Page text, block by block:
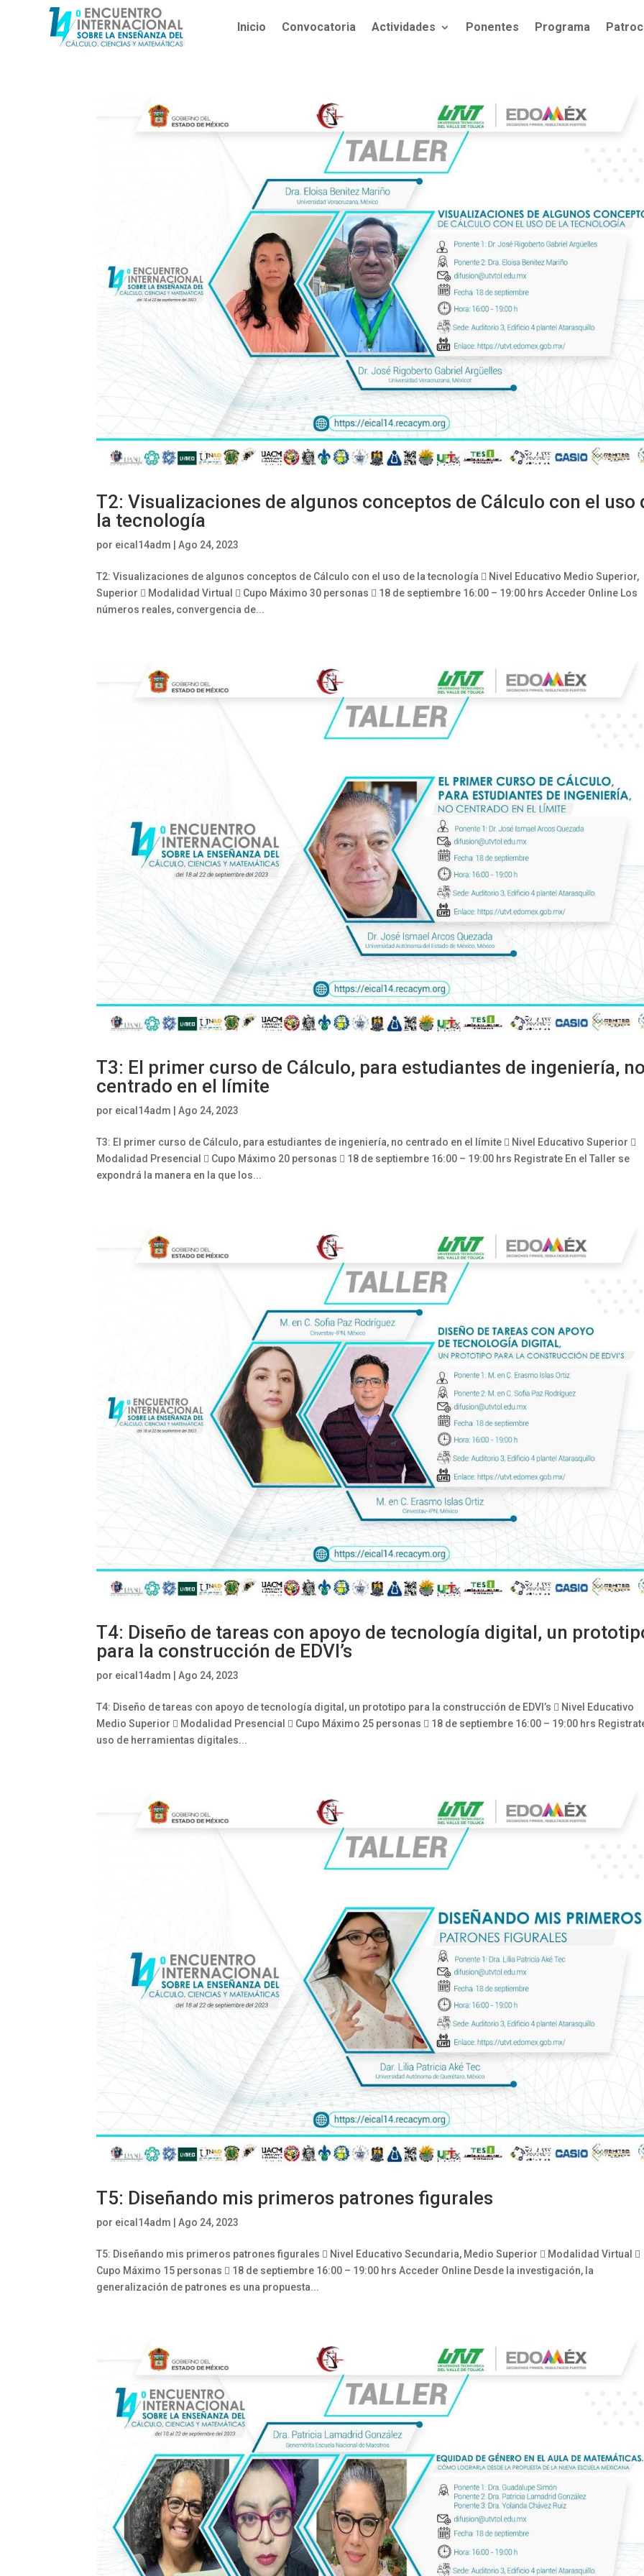
Inicio Convocatoria Actividades Ponentes Programa
T2: Visualizaciones de algunos conceptos de Cálculo con el uso
la tecnología
por eical14adm |Ago 24, 2023
T2: Visualizaciones de algunos conceptos de Cálculo con el uso de la tecnología  Nivel Educativo Medio Superior,
Superior  Modalidad Virtual  Cupo Máximo 30 personas  18 de septiembre 16:00 – 19:00 hrs Acceder Online Los
números reales, convergencia de...
T3: El primer curso de Cálculo, para estudiantes de ingeniería,
centrado en el límite
por eical14adm |Ago 24, 2023
T3: El primer curso de Cálculo, para estudiantes de ingeniería, no centrado en el límite  Nivel Educativo Superior 
Modalidad Presencial  Cupo Máximo 20 personas  18 de septiembre 16:00 – 19:00 hrs Registrate En el Taller se
expondrá la manera en la que los...
T4: Diseño de tareas con apoyo de tecnología digital, un
para la construcción de EDVI’s
por eical14adm |Ago 24, 2023
T4: Diseño de tareas con apoyo de tecnología digital, un prototipo para la construcción de EDVI’s  Nivel Educativo
Medio Superior  Modalidad Presencial  Cupo Máximo 25 personas  18 de septiembre 16:00 – 19:00 hrs
uso de herramientas digitales...
T5: Diseñando mis primeros patrones figurales
por eical14adm |Ago 24, 2023
T5: Diseñando mis primeros patrones figurales  Nivel Educativo Secundaria, Medio Superior  Modalidad Virtual 
Cupo Máximo 15 personas  18 de septiembre 16:00 – 19:00 hrs Acceder Online Desde la investigación, la
generalización de patrones es una propuesta...